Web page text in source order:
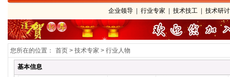
企业领导 行业专家 技术技工 技术研
您所在的位置： 首页 > 技术专家 > 行业人物
基本信息